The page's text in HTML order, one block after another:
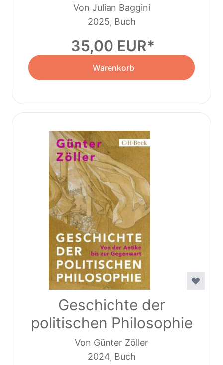
Von Julian Baggini
2025, Buch
35,00 EUR
Warenkorb
Geschichte der
politischen Philosophie
Von Günter Zöller
2024, Buch